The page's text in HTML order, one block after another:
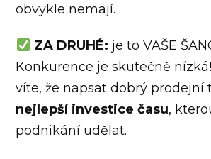
obvykle nemají.
ZA DRUHÉ: je to VAŠE
Konkurence je skutečně
víte, že napsat dobrý prodejní
nejlepší investice času,
podnikání udělat.